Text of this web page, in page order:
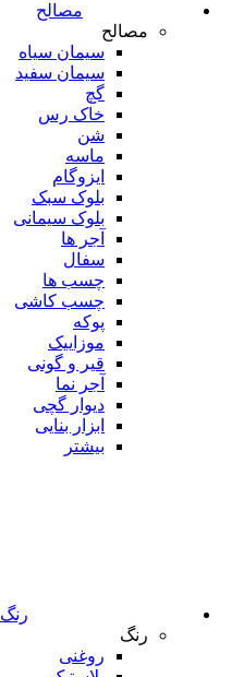
مصالح
مصالح
سیمان سیاه
سیمان سفید
گچ
خاک رس
شن
ماسه
ایزوگام
بلوک سبک
بلوک سیمانی
آجر ها
سفال
چسب ها
چسب کاشی
پوکه
موزاییک
قیر و گونی
آجر نما
دیوار گچی
ابزار بنایی
بیشتر
رنگ
رنگ
روغنی